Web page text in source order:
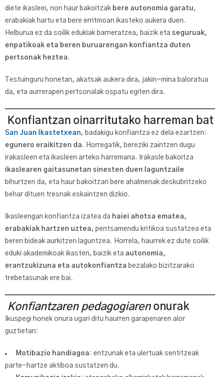
diete ikasleei, non haur bakoitzak bere autonomia garatu,
erabakiak hartu eta bere erritmoan ikasteko aukera duen.
Helburua ez da soilik edukiak barneratzea, baizik eta seguruak,
enpatikoak eta beren buruarengan konfiantza duten
pertsonak heztea.
Testuinguru honetan, akatsak aukera dira, jakin-mina baloratua
da, eta aurrerapen pertsonalak ospatu egiten dira.
Konfiantzan oinarritutako harreman bat
San Juan Ikastetxean, badakigu konfiantza ez dela ezartzen:
egunero eraikitzen da. Horregatik, bereziki zaintzen dugu
irakasleen eta ikasleen arteko harremana. Irakasle bakoitza
ikaslearen gaitasunetan sinesten duen laguntzaile
bihurtzen da, eta haur bakoitzari bere ahalmenak deskubritzeko
behar dituen tresnak eskaintzen dizkio.
Ikasleengan konfiantza izatea da haiei ahotsa ematea,
erabakiak hartzen uztea, pentsamendu kritikoa sustatzea eta
beren bideak aurkitzen laguntzea. Horrela, haurrek ez dute soilik
eduki akademikoak ikasten, baizik eta autonomia,
erantzukizuna eta autokonfiantza bezalako bizitzarako
trebetasunak ere bai.
Konfiantzaren pedagogiarenonurak
Ikuspegi honek onura ugari ditu haurren garapenaren alor
guztietan:
Motibazio handiagoa: entzunak eta ulertuak sentitzeak
parte-hartze aktiboa sustatzen du.